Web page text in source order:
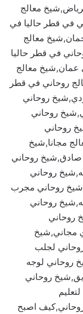
معالج
في قطر حاليا في
معالج
في قطر حاليا
عمان,شيخ معالج
روحاني في قطر
روحاني
روحاني
روحاني
مجانا,شيخ
صادق,شيخ روحاني
روحاني
روحاني مجرب
روحاني
روحاني
مجاني,شيخ
لجلب
روحاني لوجه
روحاني
اصبح